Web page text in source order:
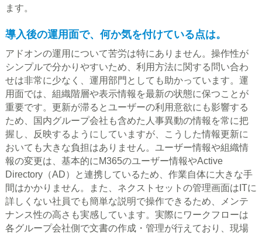
ます。
導入後の運用面で、何か気を付けている点は。
アドオンの運用について苦労は特にありません。操作性が
シンプルで分かりやすいため、利用方法に関する問い合わ
せは非常に少なく、運用部門としても助かっています。運
用面では、組織階層や表示情報を最新の状態に保つことが
重要です。更新が滞るとユーザーの利用意欲にも影響する
ため、国内グループ会社も含めた人事異動の情報を常に把
握し、反映するようにしていますが、こうした情報更新に
おいても大きな負担はありません。ユーザー情報や組織情
報の変更は、基本的にM365のユーザー情報やActive
Directory（AD）と連携しているため、作業自体に大きな手
間はかかりません。また、ネクストセットの管理画面はITに
詳しくない社員でも簡単な説明で操作できるため、メンテ
ナンス性の高さも実感しています。実際にワークフローは
各グループ会社側で文書の作成・管理が行えており、現場